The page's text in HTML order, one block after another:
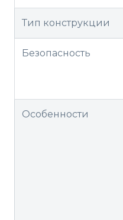
Тип конструкции
Безопасность
Особенности